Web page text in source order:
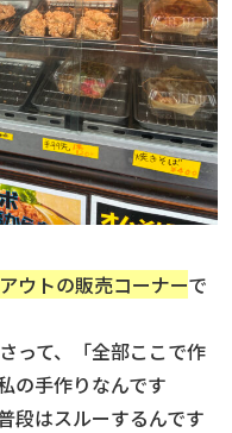
ウトの販売コーナーで
って、「全部ここで作
の手作りなんです
段はスルーするんです